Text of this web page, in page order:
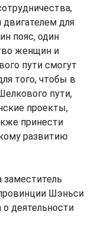
для
пояс, один
женщин и
пути смогут
того, чтобы в
пути,
проекты,
принести
развитию
заместитель
Шэньси
деятельности